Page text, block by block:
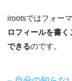
irootsではフォー
ロフィールを書
できるのです。